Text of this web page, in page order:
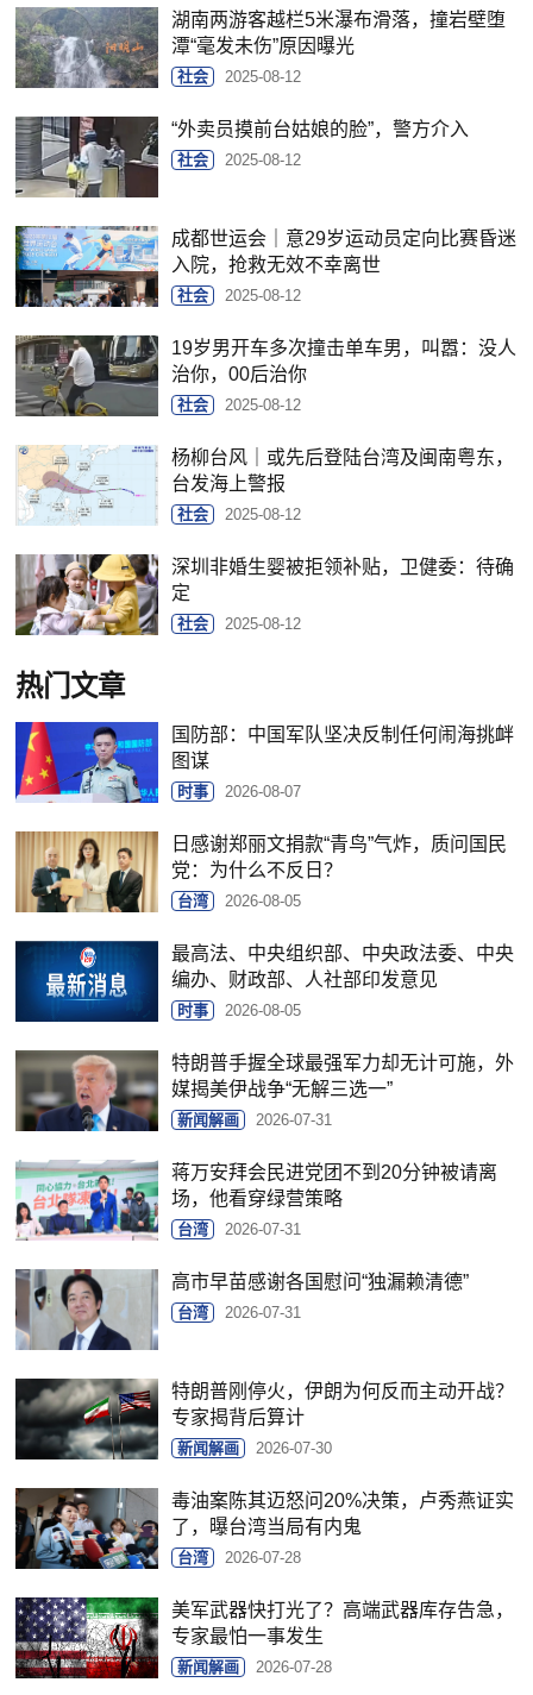
湖南两游客越栏5米瀑布滑落，撞岩壁堕
潭“毫发未伤”原因曝光
社会 2025-08-12
“外卖员摸前台姑娘的脸”，警方介入
社会 2025-08-12
成都世运会｜意29岁运动员定向比赛昏迷
入院，抢救无效不幸离世
社会 2025-08-12
19岁男开车多次撞击单车男，叫嚣：没人
治你，00后治你
社会 2025-08-12
杨柳台风｜或先后登陆台湾及闽南粤东，
台发海上警报
社会 2025-08-12
深圳非婚生婴被拒领补贴，卫健委：待确
定
社会 2025-08-12
热门文章
国防部：中国军队坚决反制任何闹海挑衅
图谋
时事 2026-08-07
日感谢郑丽文捐款“青鸟”气炸，质问国民
党：为什么不反日？
台湾 2026-08-05
最高法、中央组织部、中央政法委、中央
编办、财政部、人社部印发意见
时事 2026-08-05
特朗普手握全球最强军力却无计可施，外
媒揭美伊战争“无解三选一”
新闻解画 2026-07-31
蒋万安拜会民进党团不到20分钟被请离
场，他看穿绿营策略
台湾 2026-07-31
高市早苗感谢各国慰问“独漏赖清德”
台湾 2026-07-31
特朗普刚停火，伊朗为何反而主动开战？
专家揭背后算计
新闻解画 2026-07-30
毒油案陈其迈怒问20%决策，卢秀燕证实
了，曝台湾当局有内鬼
台湾 2026-07-28
美军武器快打光了？高端武器库存告急，
专家最怕一事发生
新闻解画 2026-07-28